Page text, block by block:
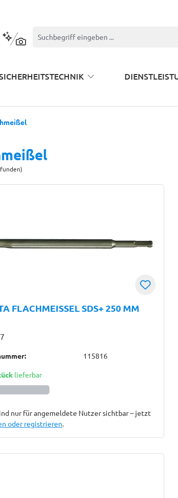
Kontextbasierte Suche
FLACHMEISSEL SDS+ 250 MM
115816
lieferbar
nur für angemeldete Nutzer sichtbar – jetzt
oder registrieren.